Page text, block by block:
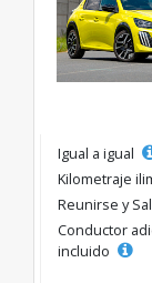
Igual a igual
Kilometraje
Reunirse y
Conductor
incluido